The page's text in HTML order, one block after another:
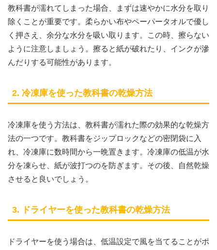
教科書が濡れてしまった場合、まずは速やかに水分を取り
除くことが重要です。柔らかい布やペーパータオルで優し
く押さえ、余分な水分を吸い取ります。この時、擦らない
ように注意しましょう。擦ると紙が破れたり、インクが滲
んだりする可能性があります。
2. 冷凍庫を使った教科書の乾燥方法
冷凍庫を使う方法は、教科書が濡れた際の効果的な乾燥方
法の一つです。教科書をジップロックなどの密閉袋に入
れ、冷凍庫に数時間から一晩置きます。冷凍庫の低温が水
分を凍らせ、紙が波打つのを防ぎます。その後、自然乾燥
させると良いでしょう。
3. ドライヤーを使った教科書の乾燥方法
ドライヤーを使う場合は、低温設定で風を当てることがポ